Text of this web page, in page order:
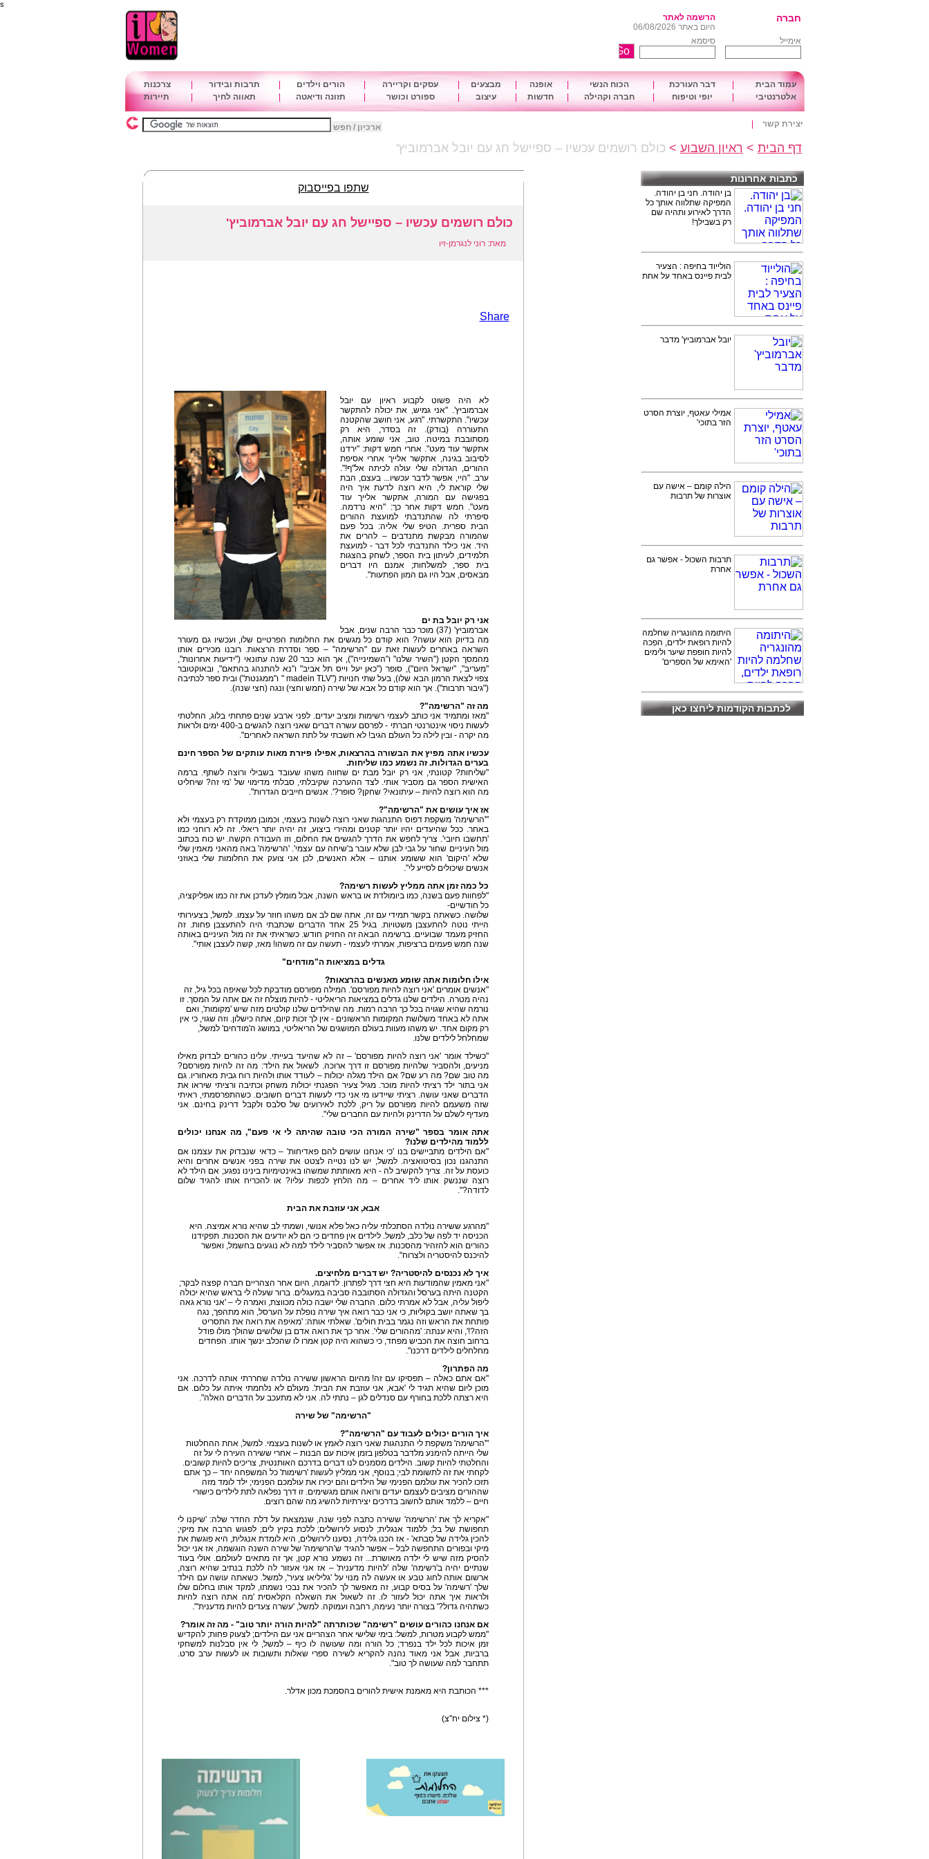
s
חברה
הרשמה לאתר
היום באתר 06/08/2026
אימייל
סיסמא
עמוד הבית דבר העורכת הכוח הנשי אופנה מבצעים עסקים וקריירה הורים וילדים תרבות ובידור
צרכנות
אלטרנטיבי
יופי וטיפוח חברה וקהילה חדשות עיצוב ספורט וכושר תזונה ודיאטה תאווה לחיך תיירות
יצירת קשר ארכיון / חפש
דף הבית > ראיון השבוע > כולם רושמים עכשיו – ספיישל חג עם יובל אברמוביץ'
כתבות אחרונות
בן יהודה. חני בן יהודה.
המפיקה שתלווה אותך כל
הדרך לאירוע ותהיה שם
רק בשבילך!
הולייוד בחיפה : הצעיר
לבית פיינס באחד על אחת
יובל אברמוביץ' מדבר
אמילי עאטף, יוצרת הסרט
הזר בתוכי'
הילה קומם – אישה עם
אוצרות של תרבות
תרבות השכול - אפשר גם
אחרת
היתומה מהונגריה שחלמה
להיות רופאת ילדים, הפכה
להיות חופפת שיער ולימים
'האימא של הספרים'
לכתבות הקודמות ליחצו כאן
שתפו בפייסבוק
כולם רושמים עכשיו – ספיישל חג עם יובל אברמוביץ'
מאת: רוני לנגרמן-זיו
Share
לא היה פשוט לקבוע ראיון עם יובל
אברמוביץ'. "אני גמיש, את יכולה להתקשר
עכשיו". התקשרתי. "רגע, אני חושב שהקטנה
התעוררה (בודק). זה בסדר, היא רק
מסתובבת במיטה. טוב, אני שומע אותה,
אתקשר עוד מעט". אחרי חמש דקות: "ירדנו
לסיבוב בגינה, אתקשר אלייך אחרי אסיפת
ההורים, הגדולה שלי עולה לכיתה אל"ף!".
ערב. "היי, אפשר לדבר עכשיו... בעצם, הבת
שלי קוראת לי, היא רוצה לדעת איך היה
בפגישה עם המורה, אתקשר אלייך עוד
מעט". חמש דקות אחר כך: "היא נרדמה.
סיפרתי לה שהתנדבתי למועצת ההורים
הבית ספרית. הטיפ שלי אליה: בכל פעם
שהמורה מבקשת מתנדבים – להרים את
היד. אני כילד התנדבתי לכל דבר - למועצת
תלמידים, לעיתון בית הספר, לשחק בהצגות
בית ספר, למשלחות; אמנם היו דברים
מבאסים, אבל היו גם המון הפתעות".
אני רק יובל בת ים
אברמוביץ' (37) מוכר כבר הרבה שנים, אבל
מה בדיוק הוא עושה? הוא קודם כל מגשים את החלומות הפרטיים שלו, ועכשיו גם מעורר
השראה באחרים לעשות זאת עם "הרשימה" – ספר וסדרת הרצאות. רובנו מכירים אותו
מהמסך הקטן ("השיר שלנו" ו"השמינייה"), אך הוא כבר 20 שנה עתונאי ("ידיעות אחרונות",
"מעריב", "ישראל היום"), סופר ("כאן יעל וייס תל אביב" ו"נא להתנהג בהתאם", ובאוקטובר
צפוי לצאת הרמון הבא שלו), בעל שתי חנויות ("madein TLV " ו"ממגנטת") ובית ספר לכתיבה
("גיבור תרבות"). אך הוא קודם כל אבא של שירה (חמש וחצי) ונגה (חצי שנה).
מה זה "הרשימה"?
"מאז ומתמיד אני כותב לעצמי רשימות ומציב יעדים. לפני ארבע שנים פתחתי בלוג, החלטתי
לעשות ניסוי אינטרנטי חברתי - לפרסם עשרה דברים שאני רוצה להגשים ב-400 ימים ולראות
מה יקרה - ובין לילה כל העולם הגיב! לא חשבתי על לתת השראה לאחרים".
עכשיו אתה מפיץ את הבשורה בהרצאות, אפילו פיזרת מאות עותקים של הספר חינם
בערים הגדולות. זה נשמע כמו שליחות.
"שליחות? קטונתי, אני רק יובל מבת ים שחווה משהו שעובד בשבילי ורוצה לשתף. ברמה
האישית הספר גם מסביר אותי. לצד ההערכה שקיבלתי, סבלתי מדימוי של 'מי זה? שיחליט
מה הוא רוצה להיות – עיתונאי? שחקן? סופר?'. אנשים חייבים הגדרות".
אז איך עושים את "הרשימה"?
"'הרשימה' משקפת דפוס התנהגות שאני רוצה לשנות בעצמי, וכמובן ממוקדת רק בעצמי ולא
באחר. ככל שהיעדים יהיו יותר קטנים ומהירי ביצוע, זה יהיה יותר ריאלי. זה לא רוחני כמו
'תחשבו חיובי'. צריך לחפש את הדרך להגשים את החלום, וזו העבודה הקשה. יש כוח בכתוב
מול העיניים שחור על גבי לבן שלא עובר ב'שיחה עם עצמי'. 'הרשימה' באה מהאני מאמין שלי
שלא 'היקום' הוא ששומע אותנו – אלא האנשים, לכן אני צועק את החלומות שלי באוזני
אנשים שיכולים לסייע לי".
כל כמה זמן אתה ממליץ לעשות רשימה?
"לפחוות פעם בשנה, כמו ביומולדת או בראש השנה, אבל מומלץ לעדכן את זה כמו אפליקציה,
כל חודשיים-
שלושה. כשאתה בקשר תמידי עם זה, אתה שם לב אם משהו חוזר על עצמו. למשל, בצעירותי
הייתי נוטה להתעצבן משטויות. בגיל 25 אחד הדברים שכתבתי היה להתעצבן פחות. זה
החזיק מעמד שבועיים. ברשימה הבאה זה החזיק חודש. כשראיתי את זה מול העיניים באותה
שנה חמש פעמים ברציפות, אמרתי לעצמי - תעשה עם זה משהו! מאז, קשה לעצבן אותי".
גדלים במציאות ה"מודחים"
אילו חלומות אתה שומע מאנשים בהרצאות?
"אנשים אומרים 'אני רוצה להיות מפורסם'. המילה מפורסם מודבקת לכל שאיפה בכל גיל, זה
נהיה מטרה. הילדים שלנו גדלים במציאות הריאליטי - להיות מוצלח זה אם אתה על המסך. זו
נורמה שהיא שגויה בכל כך הרבה רמות. מה שהילדים שלנו קולטים מזה שיש 'מקומות', ואם
אתה לא באחד משלושת המקומות הראשונים - אין לך זכות קיום, אתה כישלון. וזה שגוי, כי אין
רק מקום אחד. יש משהו מעוות בעולם המושגים של הריאליטי, במושג ה'מודחים' למשל,
שמחלחל לילדים שלנו.
"כשילד אומר 'אני רוצה להיות מפורסם' – זה לא שהיעד בעייתי. עלינו כהורים לבדוק מאילו
מניעים, ולהסביר שלהיות מפורסם זו דרך ארוכה. לשאול את הילד: מה זה להיות מפורסם?
מה טוב שם? מה רע שם? אם הילד מגלה יכולות – לעודד אותו ולהיות רוח גבית מאחוריו. גם
אני בתור ילד רציתי להיות מוכר. מגיל צעיר הפגנתי יכולות משחק וכתיבה ורציתי שיראו את
הדברים שאני עושה. רציתי שיידעו מי אני כדי לעשות דברים חשובים. כשהתפרסמתי, ראיתי
שזה משעמם להיות מפורסם על ריק, ללכת לאירועים של סלבס ולקבל דרינק בחינם. אני
מעדיף לשלם על הדרינק ולהיות עם החברים שלי".
אתה אומר בספר "שירה המורה הכי טובה שהיתה לי אי פעם", מה אנחנו יכולים
ללמוד מהילדים שלנו?
"אם הילדים מתביישים בנו 'כי אנחנו עושים להם פאדיחות' – כדאי שנבדוק את עצמנו אם
התנהגנו נכון בסיטואציה. למשל, יש לנו נטייה לצטט את שירה בפני אנשים אחרים והיא
כועסת על זה. צריך להקשיב לה - היא מאותתת שמשהו באינטימיות בינינו נפגע; אם הילד לא
רוצה שננשק אותו ליד אחרים – מה הלחץ לכפות עליו? או להכריח אותו להגיד שלום
לדודה?".
אבא, אני עוזבת את הבית
"מהרגע ששירה נולדה הסתכלתי עליה כאל פלא אנושי, ושמתי לב שהיא נורא אמיצה. היא
הכניסה יד לפה של כלב, למשל. לילדים אין פחדים כי הם לא יודעים את הסכנות. תפקידנו
כהורים הוא להזהיר מהסכנות. אז אפשר להסביר לילד למה לא נוגעים בחשמל, ואפשר
להיכנס להיסטריה ולצרוח".
איך לא נכנסים להיסטריה? יש דברים מלחיצים.
"אני מאמין שהמודעות היא חצי דרך לפתרון. לדוגמה, היום אחר הצהריים חברה קפצה לבקר;
הקטנה היתה בערסל והגדולה הסתובבה סביבה במעגלים. ברור שעלה לי בראש שהיא יכולה
ליפול עליה, אבל לא אמרתי כלום. החברה שלי ישבה כולה מכווצת, ואמרה לי – 'אני נורא גאה
בך שאתה יושב בקוּליוּת, כי אני כבר רואה איך שירה נופלת על הערסל, הוא מתהפך, נגה
פותחת את הראש וזה נגמר בבית חולים'. שאלתי אותה: 'מאיפה את רואה את התסריט
הזה?!', והיא ענתה: 'מההורים שלי'. אחר כך את רואה אדם בן שלושים שהולך מולו פודל
ברחוב חוצה את הכביש מפחד, כי כשהוא היה קטן אמרו לו שהכלב ינשך אותו. הפחדים
מחלחלים לילדים דרכנו".
מה הפתרון?
"אם אתם כאלה – תפסיקו עם זה! מהיום הראשון ששירה נולדה שחררתי אותה לדרכה. אני
מוכן ליום שהיא תגיד לי 'אבא, אני עוזבת את הבית'. מעולם לא נלחמתי איתה על כלום. אם
היא רצתה ללכת בחורף עם סנדלים לגן – נתתי לה. אני לא מתעכב על הדברים האלה".
"הרשימה" של שירה
איך הורים יכולים לעבוד עם "הרשימה"?
"'הרשימה' משקפת לי התנהגות שאני רוצה לאמץ או לשנות בעצמי. למשל, אחת ההחלטות
שלי הייתה להימנע מלדבר בטלפון בזמן איכות עם הבנות – אחרי ששירה העירה לי על זה
והחלטתי להיות קשוב. הילדים מסמנים לנו דברים בדרכם האותנטית, צריכים להיות קשובים.
לקחתי את זה לתשומת לבי; בנוסף, אני ממליץ לעשות 'רשימות' כל המשפחה יחד – כך אתם
תזכו להכיר את עולמם הפנימי של הילדים והם יכירו את עולמכם הפנימי; ילד לומד מזה
שההורים מציבים לעצמם יעדים ורואה אותם מגשימים. זו דרך נפלאה לתת לילדים כישורי
חיים – ללמד אותם לחשוב בדרכים יצירתיות להשיג מה שהם רוצים.
"אקריא לך את 'הרשימה' ששירה כתבה לפני שנה, שנמצאת על דלת החדר שלה: 'שיקנו לי
תחפושת של בל; ללמוד אנגלית; לנסוע לירושלים; ללכת בקיץ לים; לפגוש הרבה את מיקי;
להכין גלידה של סבתא' - אז הכנו גלידה, נסענו לירושלים, היא לומדת אנגלית, היא פוגשת את
מיקי ובפורים התחפשה לבל – אפשר להגיד ש'הרשימה' של שירה השנה הוגשמה, אז אני יכול
להסיק מזה שיש לי ילדה מאושרת... זה נשמע נורא קטן, אך זה מתאים לעולמם. אולי בעוד
שנתיים יהיה ב'רשימה' שלה 'להיות מדענית' – אז אני אעזור לה ללכת בנתיב שהיא רוצה,
ארשום אותה לחוג טבע או אעשה לה מנוי על 'גליליאו צעיר', למשל. כשאתה עושה עם הילד
שלך 'רשימה' על בסיס קבוע, זה מאפשר לך להכיר את נבכי נשמתו, למקד אותו בחלום שלו
ולראות איך אתה יכול לעזור לו. זה לשאול את השאלה הקלאסית 'מה אתה רוצה להיות
כשתהיה גדול?' בצורה יותר נעימה, רחבה ועמוקה. למשל, 'עשרה צעדים להיות מדענית'".
אם אנחנו כהורים עושים "רשימה" שכותרתה "להיות הורה יותר טוב" - מה זה אומר?
"ממש לקבוע מטרות, למשל: בימי שלישי אחר הצהריים אני עם הילדים; לצעוק פחות; להקדיש
זמן איכות לכל ילד בנפרד; כל הורה ומה שעושה לו כיף – למשל, לי אין סבלנות למשחקי
ברביות, אבל אני מאוד נהנה להקריא לשירה ספרי שאלות ותשובות או לעשות ערב סרט.
תתחבר למה שעושה לך טוב".
*** הכותבת היא מאמנת אישית להורים בהסמכת מכון אדלר.
(* צילום יח"צ)